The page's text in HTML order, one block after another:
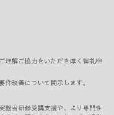
解ご協力をいただき厚く御礼申
改善について開示します。
務者研修受講支援や、より専門性